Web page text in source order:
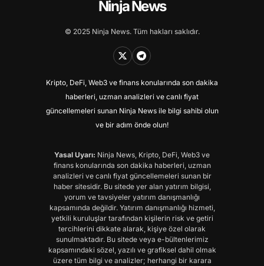
Ninja News
© 2025 Ninja News. Tüm hakları saklıdır.
Kripto, DeFi, Web3 ve finans konularında son dakika
haberleri, uzman analizleri ve canlı fiyat
güncellemeleri sunan Ninja News ile bilgi sahibi olun
ve bir adım önde olun!
Yasal Uyarı: Ninja News, Kripto, DeFi, Web3 ve
finans konularında son dakika haberleri, uzman
analizleri ve canlı fiyat güncellemeleri sunan bir
haber sitesidir. Bu sitede yer alan yatırım bilgisi,
yorum ve tavsiyeler yatırım danışmanlığı
kapsamında değildir. Yatırım danışmanlığı hizmeti,
yetkili kuruluşlar tarafından kişilerin risk ve getiri
tercihlerini dikkate alarak, kişiye özel olarak
sunulmaktadır. Bu sitede veya e-bültenlerimiz
kapsamındaki sözel, yazılı ve grafiksel dahil olmak
üzere tüm bilgi ve analizler; herhangi bir karara